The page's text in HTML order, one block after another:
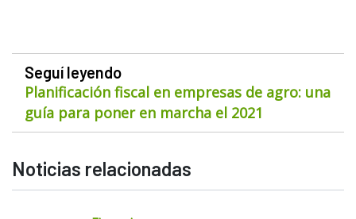
Seguí leyendo
Planificación fiscal en empresas de agro: una
guía para poner en marcha el 2021
Noticias relacionadas